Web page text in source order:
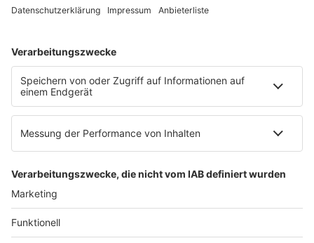
Web:https://www.ruw.de
AGB
Datenschutzerklärung
Genderhinweis
Cookie-Einstellungen